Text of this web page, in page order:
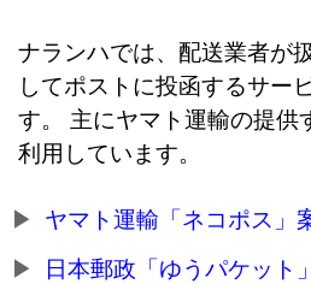
ナランハでは、配送業者が
してポストに投函するサー
す。 主にヤマト運輸の提供
利用しています。
ヤマト運輸「ネコポス」
日本郵政「ゆうパケット